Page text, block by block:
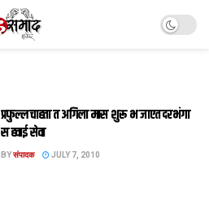
प्रफुल्ल चाहता त अगिला मास शुरू भ जाएत दरभंगा
स हवाई सेवा
BYसंपादक JULY 7, 2010